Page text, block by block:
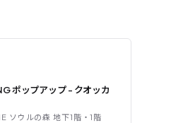
ポップアップ - クオッカ
ソウルの森 地下1階・1階